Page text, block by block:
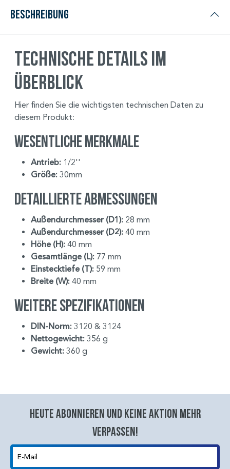
Beschreibung
Technische Details im
Überblick
Hier finden Sie die wichtigsten technischen Daten zu
diesem Produkt:
Wesentliche Merkmale
Antrieb: 1/2''
Größe: 30mm
Detaillierte Abmessungen
Außendurchmesser (D1): 28 mm
Außendurchmesser (D2): 40 mm
Höhe (H): 40 mm
Gesamtlänge (L): 77 mm
Einstecktiefe (T): 59 mm
Breite (W): 40 mm
Weitere Spezifikationen
DIN-Norm: 3120 & 3124
Nettogewicht: 356 g
Gewicht: 360 g
Heute abonnieren und keine aktion mehr
verpassen!